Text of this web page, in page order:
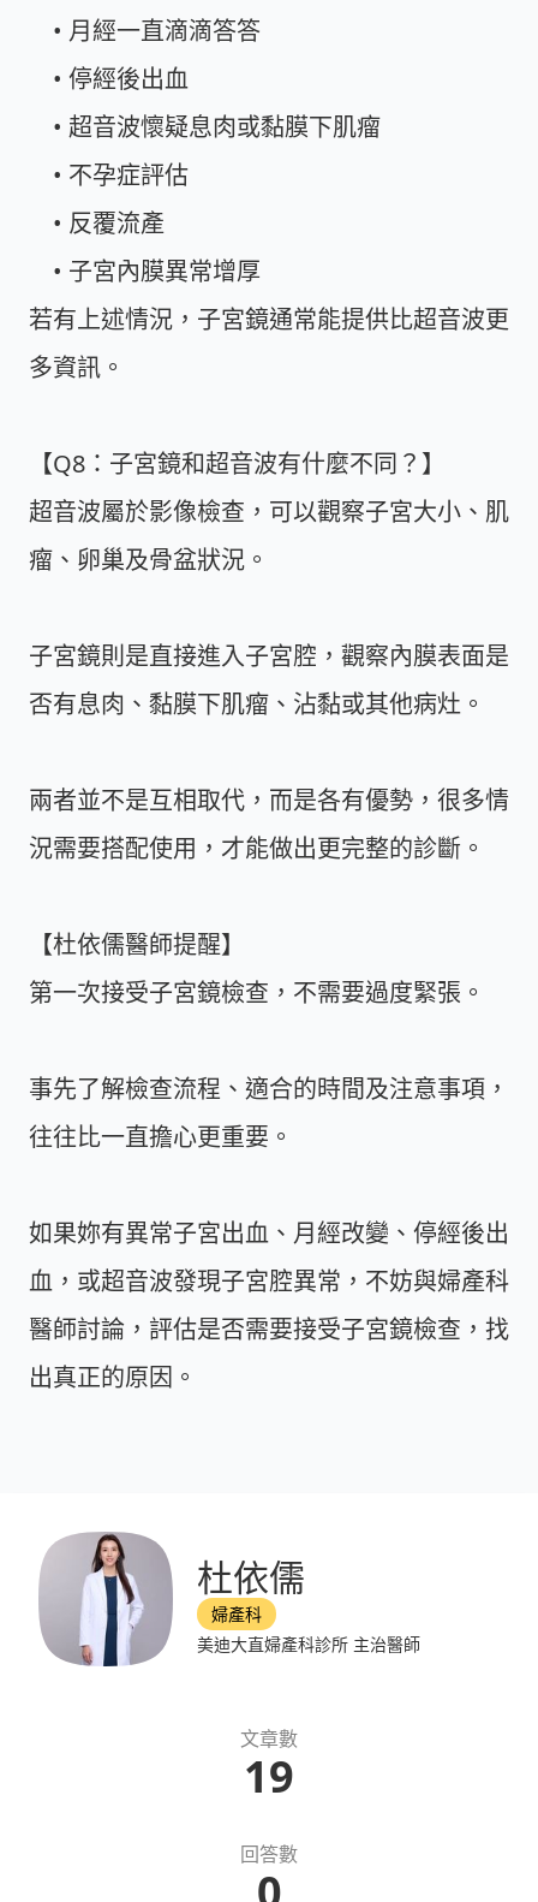
• 月經一直滴滴答答
• 停經後出血
• 超音波懷疑息肉或黏膜下肌瘤
• 不孕症評估
• 反覆流產
• 子宮內膜異常增厚
若有上述情況，子宮鏡通常能提供比超音波更
多資訊。
【Q8：子宮鏡和超音波有什麼不同？】
超音波屬於影像檢查，可以觀察子宮大小、肌
瘤、卵巢及骨盆狀況。
子宮鏡則是直接進入子宮腔，觀察內膜表面是
否有息肉、黏膜下肌瘤、沾黏或其他病灶。
兩者並不是互相取代，而是各有優勢，很多情
況需要搭配使用，才能做出更完整的診斷。
【杜依儒醫師提醒】
第一次接受子宮鏡檢查，不需要過度緊張。
事先了解檢查流程、適合的時間及注意事項，
往往比一直擔心更重要。
如果妳有異常子宮出血、月經改變、停經後出
血，或超音波發現子宮腔異常，不妨與婦產科
醫師討論，評估是否需要接受子宮鏡檢查，找
出真正的原因。
杜依儒
婦產科
美迪大直婦產科診所 主治醫師
文章數
19
回答數